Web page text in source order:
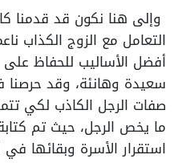
وإلى هنا نكون قد قدمنا
التعامل مع الزوج الكذاب
أفضل الأساليب للحفاظ
سعيدة وهانئة، وقد
صفات الرجل الكاذب لكي
ما يخص الرجل، حيث تم
استقرار الأسرة وبقائها